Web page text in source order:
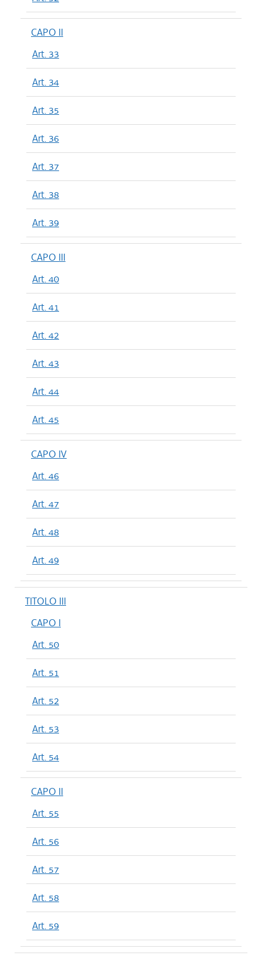
CAPO II
Art. 33
Art. 34
Art. 35
Art. 36
Art. 37
Art. 38
Art. 39
CAPO III
Art. 40
Art. 41
Art. 42
Art. 43
Art. 44
Art. 45
CAPO IV
Art. 46
Art. 47
Art. 48
Art. 49
TITOLO III
CAPO I
Art. 50
Art. 51
Art. 52
Art. 53
Art. 54
CAPO II
Art. 55
Art. 56
Art. 57
Art. 58
Art. 59